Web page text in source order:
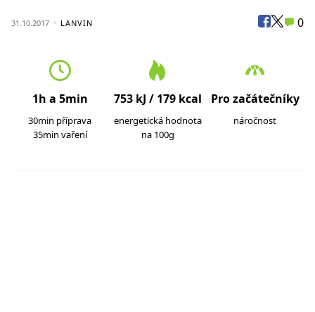
31.10.2017 LANVIN 0
1h a 5min
30min příprava
35min vaření
753 kJ / 179 kcal
energetická hodnota
na 100g
Pro začátečníky
náročnost